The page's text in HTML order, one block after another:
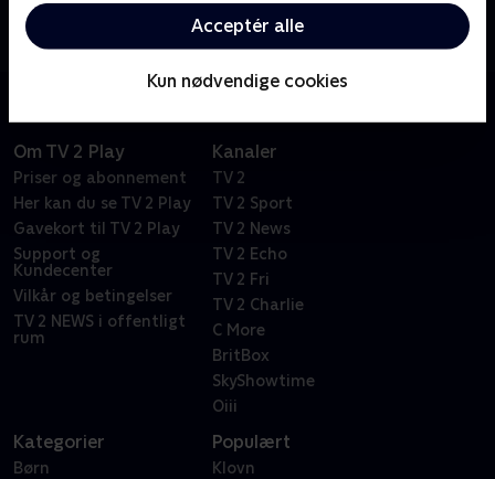
Acceptér alle
Kun nødvendige cookies
grunden til Harrys exit og bruddet med broren
William.
Om TV 2 Play
Priser og abonnement
Her kan du se TV 2 Play
Gavekort til TV 2 Play
Support og
Kundecenter
Vilkår og betingelser
TV 2 NEWS i offentligt
rum
Kanaler
TV 2
TV 2 Sport
TV 2 News
TV 2 Echo
TV 2 Fri
TV 2 Charlie
C More
BritBox
SkyShowtime
Oiii
Kategorier
Børn
Populært
Klovn